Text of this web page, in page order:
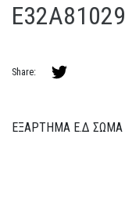
E32A81029
Share:
ΕΞΑΡΤΗΜΑ Ε.Δ ΣΩΜΑ